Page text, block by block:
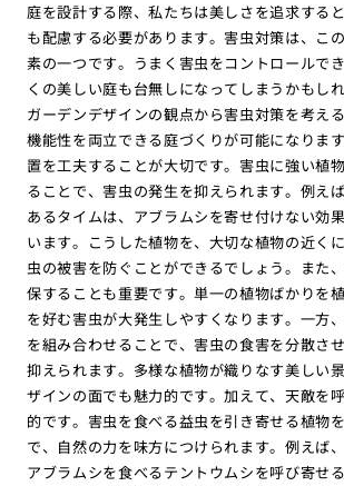
庭を設計する際、私たちは美しさを追求する
も配慮する必要があります。害虫対策は、こ
素の一つです。うまく害虫をコントロールで
くの美しい庭も台無しになってしまうかもし
ガーデンデザインの観点から害虫対策を考え
機能性を両立できる庭づくりが可能になりま
置を工夫することが大切です。害虫に強い植
ることで、害虫の発生を抑えられます。例え
あるタイムは、アブラムシを寄せ付けない効
います。こうした植物を、大切な植物の近く
虫の被害を防ぐことができるでしょう。また
保することも重要です。単一の植物ばかりを
を好む害虫が大発生しやすくなります。一方
を組み合わせることで、害虫の食害を分散さ
抑えられます。多様な植物が織りなす美しい
ザインの面でも魅力的です。加えて、天敵を
的です。害虫を食べる益虫を引き寄せる植物
で、自然の力を味方につけられます。例えば
アブラムシを食べるテントウムシを呼び寄せ